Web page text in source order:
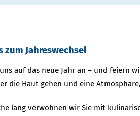
zum Jahreswechsel
auf das neue Jahr an – und feiern
die Haut gehen und eine
lang verwöhnen wir Sie mit